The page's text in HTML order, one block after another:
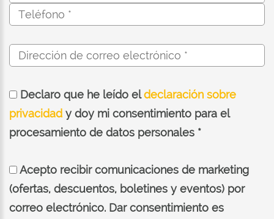
Declaro que he leído eldeclaración sobre
privacidad y doy mi consentimiento para el
procesamiento de datos personales *
Acepto recibir comunicaciones de marketing
(ofertas, descuentos, boletines y eventos) por
correo electrónico. Dar consentimiento es